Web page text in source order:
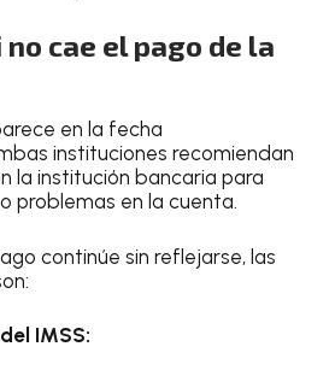
no cae el pago de la
en la fecha
instituciones recomiendan
la institución bancaria para
problemas en la cuenta.
continúe sin reflejarse, las
IMSS: